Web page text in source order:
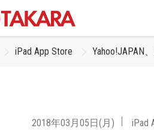
iPad App Store Yahoo!JAPAN
2018年03月05日(月) iPad